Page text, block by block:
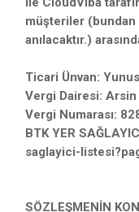
müşteriler (bundan
anılacaktır.)
Ticari Ünvan:
Vergi Dairesi:
Vergi Numarası:
BTK YER
saglayici-
SÖZLEŞMENİN